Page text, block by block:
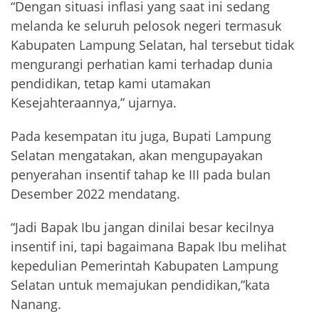
“Dengan situasi inflasi yang saat ini sedang
melanda ke seluruh pelosok negeri termasuk
Kabupaten Lampung Selatan, hal tersebut tidak
mengurangi perhatian kami terhadap dunia
pendidikan, tetap kami utamakan
Kesejahteraannya,” ujarnya.
Pada kesempatan itu juga, Bupati Lampung
Selatan mengatakan, akan mengupayakan
penyerahan insentif tahap ke III pada bulan
Desember 2022 mendatang.
“Jadi Bapak Ibu jangan dinilai besar kecilnya
insentif ini, tapi bagaimana Bapak Ibu melihat
kepedulian Pemerintah Kabupaten Lampung
Selatan untuk memajukan pendidikan,”kata
Nanang.